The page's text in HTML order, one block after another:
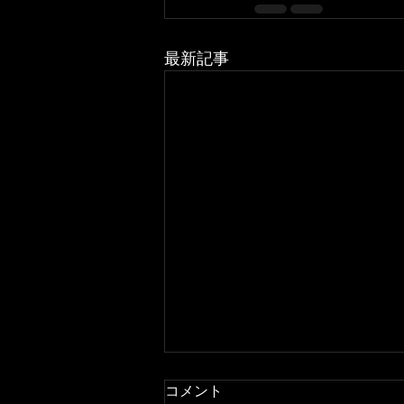
最新記事
お盆定休日のお知らせ
コメント